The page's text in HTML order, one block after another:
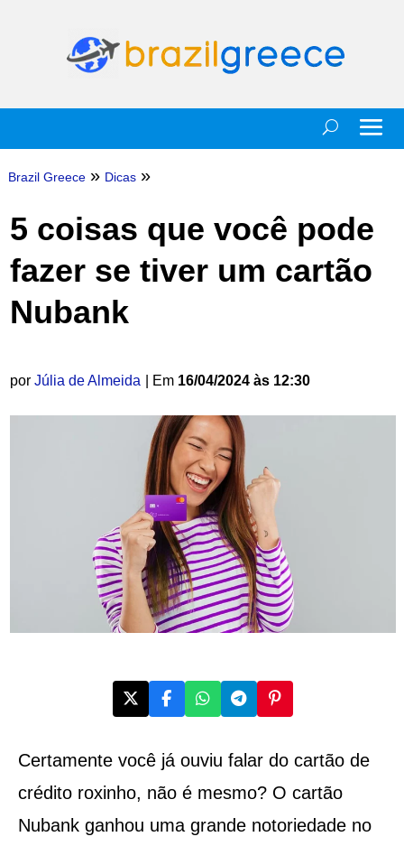
Brazil Greece » Dicas »
5 coisas que você pode
fazer se tiver um cartão
Nubank
por Júlia de Almeida | Em 16/04/2024 às 12:30
Certamente você já ouviu falar do cartão de
crédito roxinho, não é mesmo? O cartão
Nubank ganhou uma grande notoriedade no